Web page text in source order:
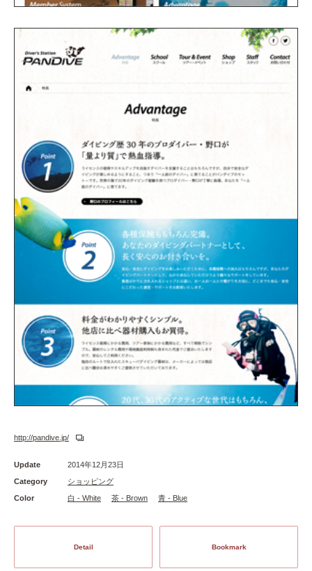
http://pandive.jp/
Update
2014年12月23日
Category
ショッピング
Color
白 - White 茶 - Brown 青 - Blue
Detail Bookmark